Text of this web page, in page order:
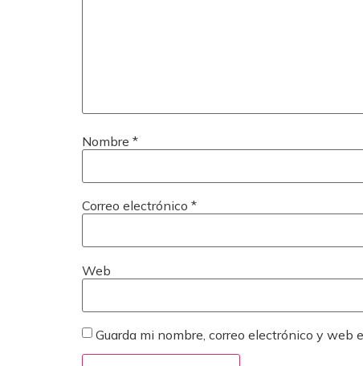
Nombre *
Correo electrónico *
Web
Guarda mi nombre, correo electrónico y web